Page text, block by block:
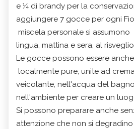
e ¼ di brandy per la
aggiungere 7 gocce per ogni
miscela personale si
lingua, mattina e sera, al
Le gocce possono essere
localmente pure, unite ad
veicolante, nell'acqua del
nell'ambiente per creare un
Si possono preparare anche
attenzione che non si degradino